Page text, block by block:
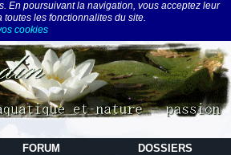
En poursuivant la navigation, vous acceptez leur
les fonctionnalites du site.
cookies
FORUM DOSSIERS